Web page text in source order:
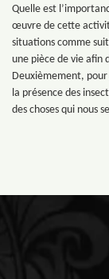
Quelle est
œuvre de cette
situations comme
une pièce de vie afin
Deuxièmement,
la présence des
des choses qui nous